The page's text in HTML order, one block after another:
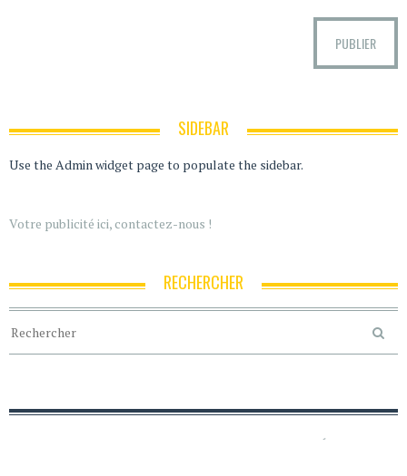
SIDEBAR
Use the Admin widget page to populate the sidebar.
Votre publicité ici, contactez-nous !
RECHERCHER
POLITIQUE DE CONFIDENTIALITÉ